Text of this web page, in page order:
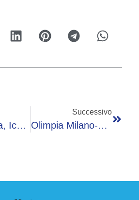
Wanda Nara, Icardi Vince In Tribunale: Non Dovrà Pagare Mantenimento Di 250mila Euro
Successivo
Olimpia Milano-Brescia: Orario E Dove Vederla In Tv